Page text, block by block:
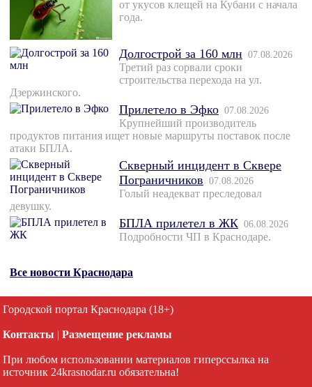
от укусов клещей на Кубани с начала
года.
Долгострой за 160 млн 07.08.2026
Третий раз сорвали сроки
строительства перехода на ул.
Дзержинского.
Прилетело в Эфко 07.08.2026
Крупнейший производитель
продуктов питания ищет новые маршруты поставок после
атаки БПЛА.
Скверный инцидент в Сквере
Пограничников 07.08.2026
Голый неадекват преследовал
девушку.
БПЛА прилетел в ЖК 06.08.2026
Подробности ЧП в Краснодаре.
Все новости Краснодара
Городской портал Краснодара (18+)
Контакты | Размещение рекламы
При любом использовании материалов гиперссылка на
источник 24krasnodar.ru обязательна!